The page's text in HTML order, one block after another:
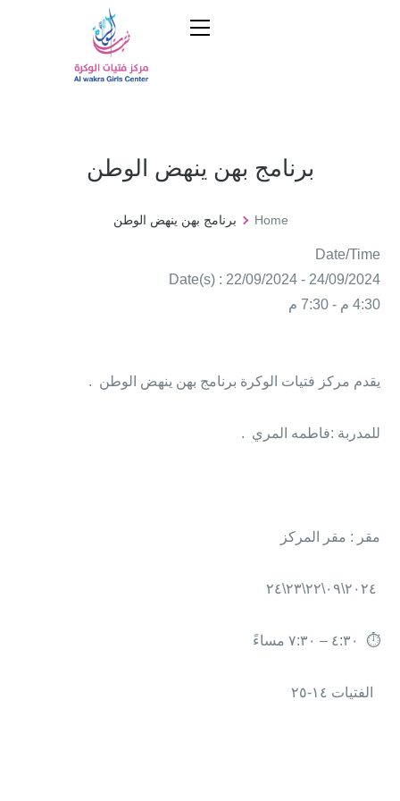
برنامج بهن ينهض الوطن
Home برنامج بهن ينهض الوطن
Date/Time
Date(s) : 22/09/2024 - 24/09/2024
4:30 م - 7:30 م
يقدم مركز فتيات الوكرة برنامج بهن ينهض الوطن .
للمدربة :فاطمه المري .
مقر : مقر المركز
⏱ ٤:٣٠ – ٧:٣٠ مساءً
الفتيات ١٤-٢٥